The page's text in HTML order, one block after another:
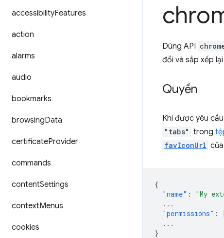
accessibilityFeatures
action
alarms
audio
bookmarks
browsingData
certificateProvider
commands
contentSettings
contextMenus
cookies
Dùng API
đổi và sắp xếp
Quyền
Khi được yêu
"tabs" trong
favIconUrl của
{
"name" : "My
...
"permissions" :
...
}